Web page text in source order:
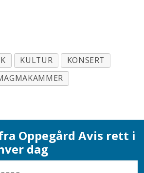
KULTUR
KONSERT
Oppegård Avis rett i
dag